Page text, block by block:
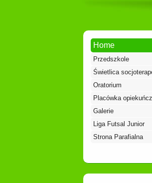
Home
Przedszkole
Świetlica
Oratorium
Placówka
Galerie
Liga Futsal Junior
Strona Parafialna